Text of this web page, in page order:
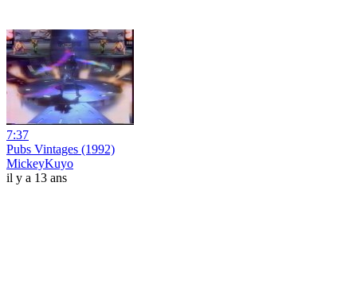
7:37
Pubs Vintages (1992)
MickeyKuyo
il y a 13 ans